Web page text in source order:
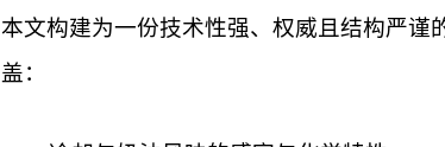
本文构建为一份技术性强、权威且结构严
盖：